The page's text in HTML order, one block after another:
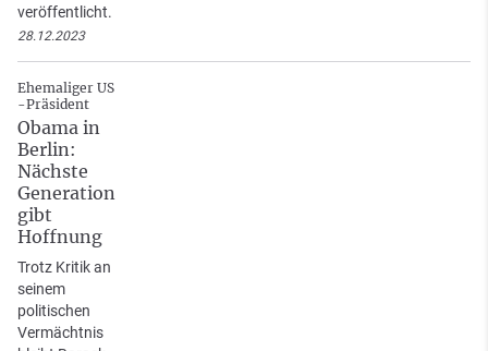
veröffentlicht.
28.12.2023
Ehemaliger US
-Präsident
Obama in
Berlin:
Nächste
Generation
gibt
Hoffnung
Trotz Kritik an
seinem
politischen
Vermächtnis